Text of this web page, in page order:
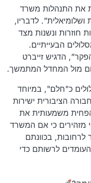
את התנהלות משרד
לדבריו,
חוזרות ונשנות מצד
הבעייתיים.
הדגיש זייברט
מול המחדל המתמשך.
כ"חלם", במיוחד
הציבורית ישירות
משמעותית את
מזהירים כי אם המשרד
לרחובות, בכוונתם
העומדים לרשותם כדי